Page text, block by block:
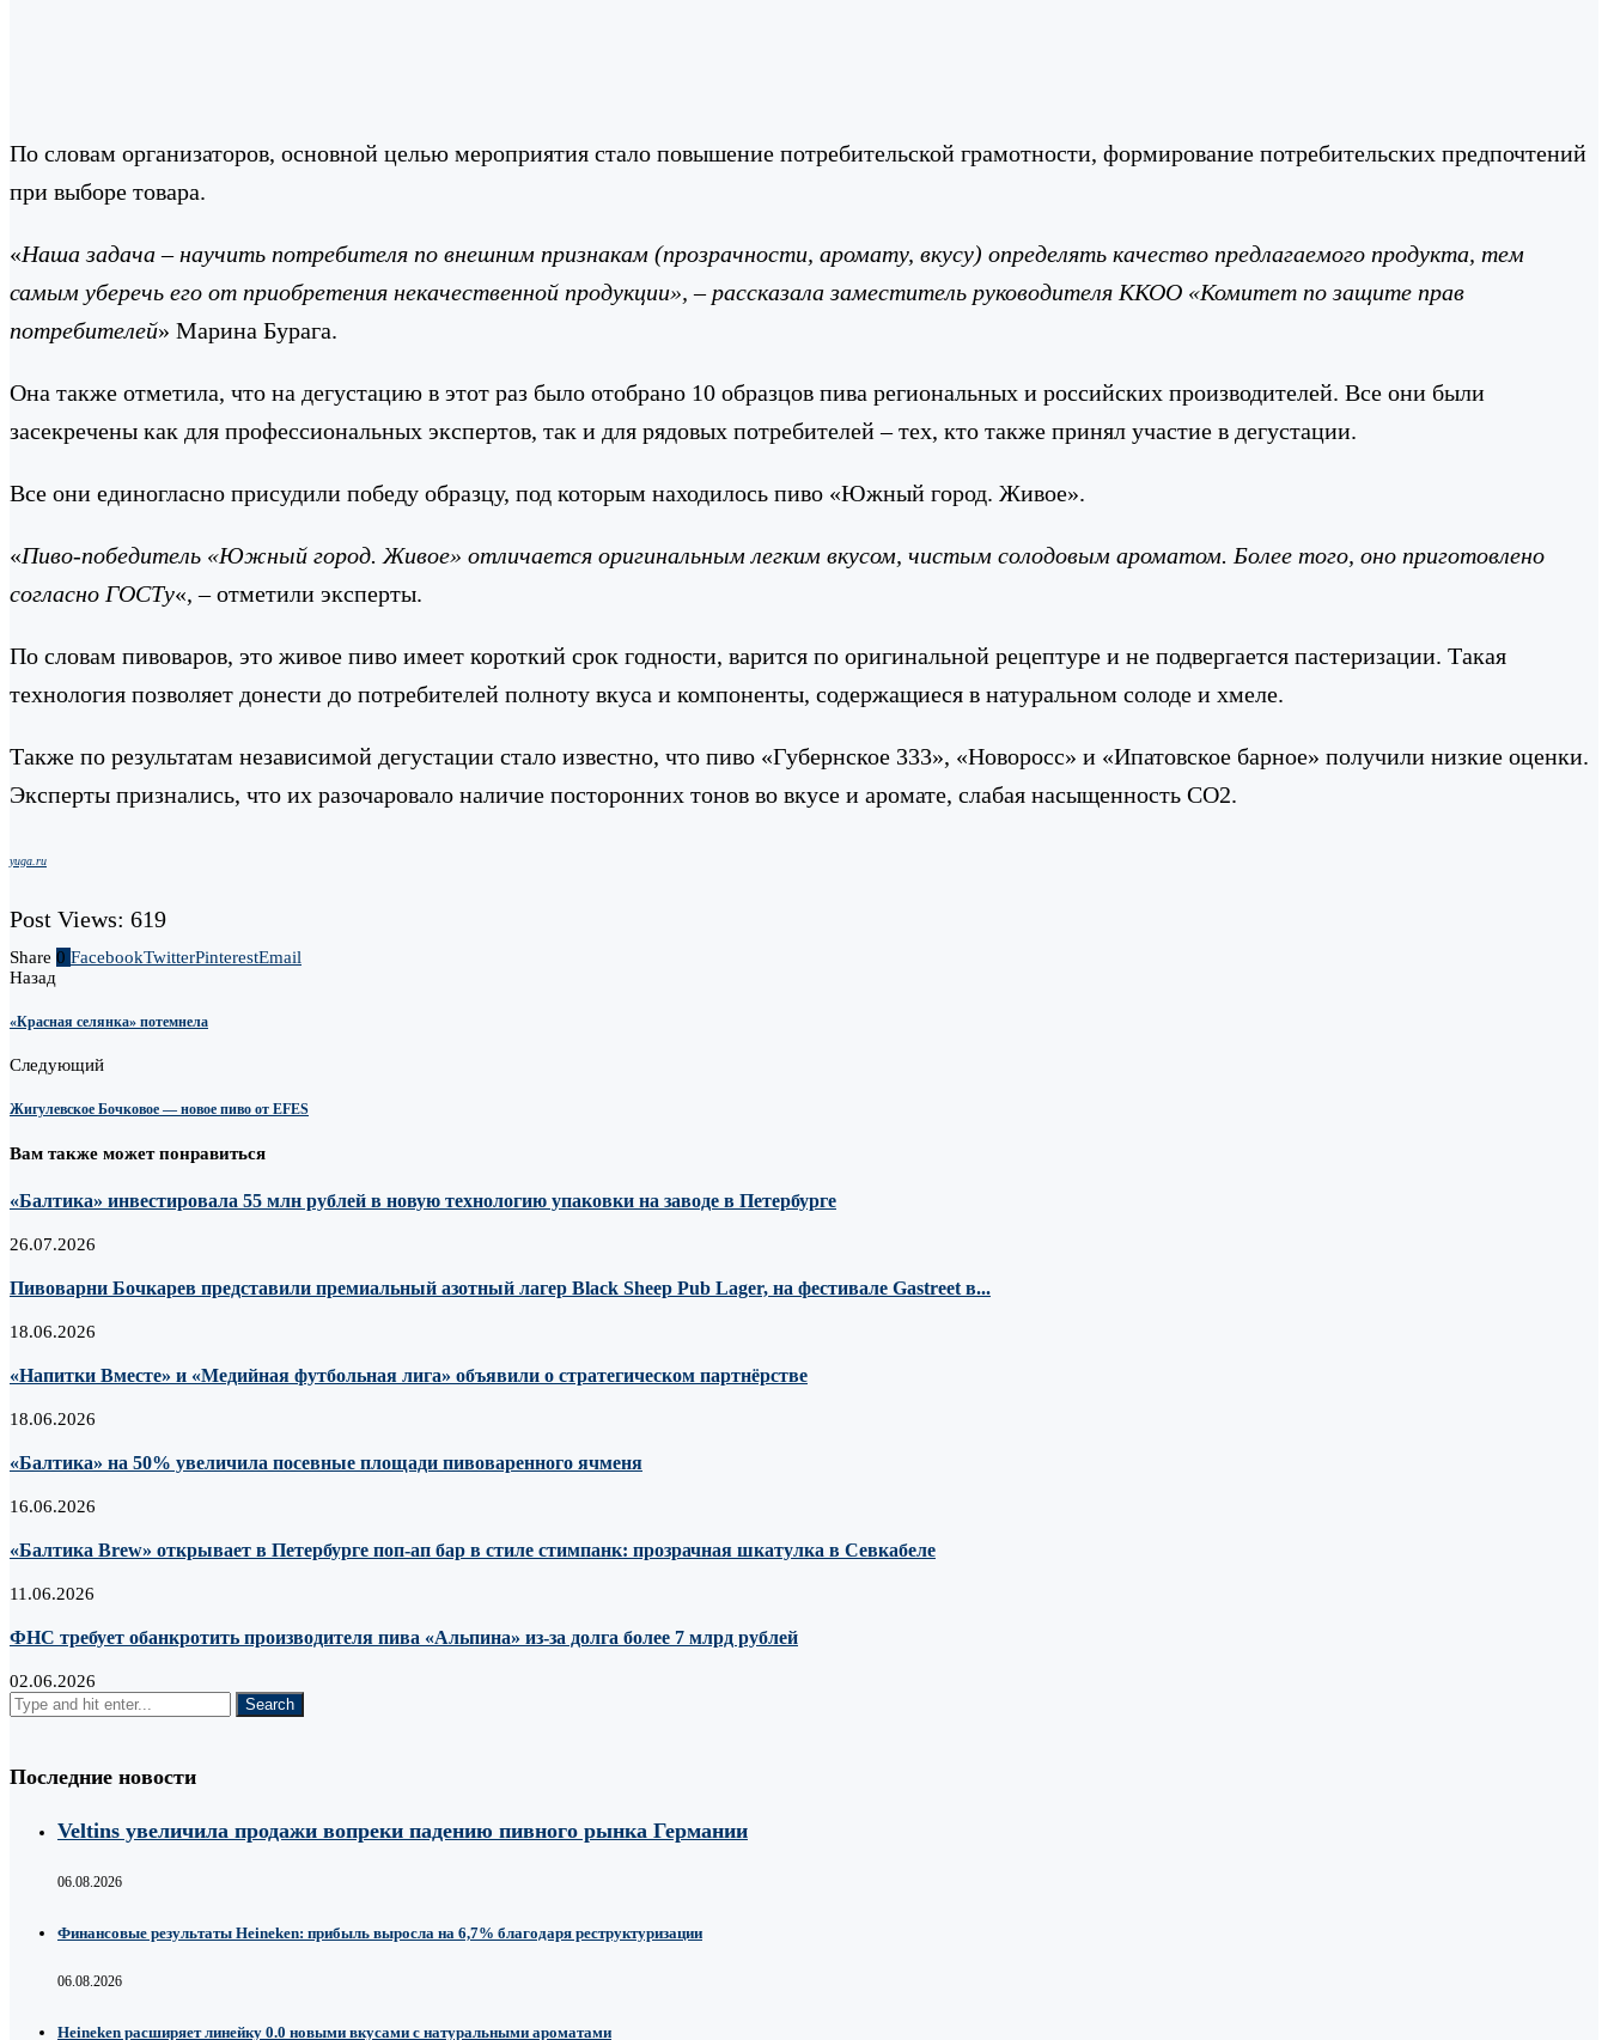
По словам организаторов, основной целью мероприятия стало повышение потребительской грамотности, формирование потребительских предпочтений
при выборе товара.
«Наша задача – научить потребителя по внешним признакам (прозрачности, аромату, вкусу) определять качество предлагаемого продукта, тем
самым уберечь его от приобретения некачественной продукции», – рассказала заместитель руководителя ККОО «Комитет по защите прав
потребителей» Марина Бурага.
Она также отметила, что на дегустацию в этот раз было отобрано 10 образцов пива региональных и российских производителей. Все они были
засекречены как для профессиональных экспертов, так и для рядовых потребителей – тех, кто также принял участие в дегустации.
Все они единогласно присудили победу образцу, под которым находилось пиво «Южный город. Живое».
«Пиво-победитель «Южный город. Живое» отличается оригинальным легким вкусом, чистым солодовым ароматом. Более того, оно приготовлено
согласно ГОСТу«, – отметили эксперты.
По словам пивоваров, это живое пиво имеет короткий срок годности, варится по оригинальной рецептуре и не подвергается пастеризации. Такая
технология позволяет донести до потребителей полноту вкуса и компоненты, содержащиеся в натуральном солоде и хмеле.
Также по результатам независимой дегустации стало известно, что пиво «Губернское 333», «Новоросс» и «Ипатовское барное» получили низкие оценки.
Эксперты признались, что их разочаровало наличие посторонних тонов во вкусе и аромате, слабая насыщенность CO2.
yuga.ru
Post Views: 619
Share 0 FacebookTwitterPinterestEmail
Назад
«Красная селянка» потемнела
Следующий
Жигулевское Бочковое — новое пиво от EFES
Вам также может понравиться
«Балтика» инвестировала 55 млн рублей в новую технологию упаковки на заводе в Петербурге
26.07.2026
Пивоварни Бочкарев представили премиальный азотный лагер Black Sheep Pub Lager, на фестивале Gastreet в...
18.06.2026
«Напитки Вместе» и «Медийная футбольная лига» объявили о стратегическом партнёрстве
18.06.2026
«Балтика» на 50% увеличила посевные площади пивоваренного ячменя
16.06.2026
«Балтика Brew» открывает в Петербурге поп-ап бар в стиле стимпанк: прозрачная шкатулка в Севкабеле
11.06.2026
ФНС требует обанкротить производителя пива «Альпина» из-за долга более 7 млрд рублей
02.06.2026
Последние новости
Veltins увеличила продажи вопреки падению пивного рынка Германии
06.08.2026
Финансовые результаты Heineken: прибыль выросла на 6,7% благодаря реструктуризации
06.08.2026
Heineken расширяет линейку 0.0 новыми вкусами с натуральными ароматами